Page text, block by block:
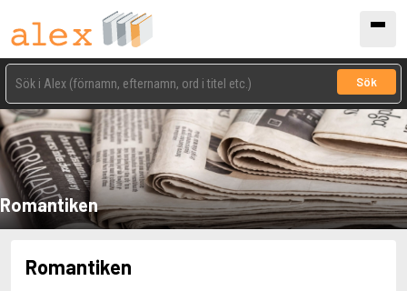
Sök
Romantiken
Romantiken